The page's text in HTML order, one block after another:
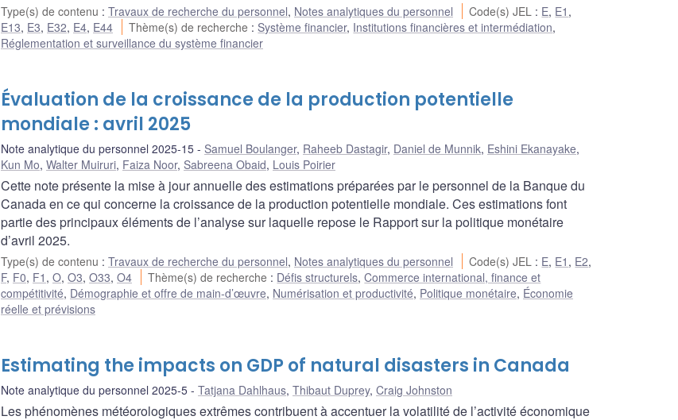
Type(s) de contenu : Travaux de recherche du personnel, Notes analytiques du personnel Code(s) JEL : E, E1 ,
E13, E3, E32, E4, E44 Thème(s) de recherche : Système financier, Institutions financières et intermédiation,
Réglementation et surveillance du système financier
Évaluation de la croissance de la production potentielle
mondiale : avril 2025
Note analytique du personnel 2025-15 Samuel Boulanger, Raheeb Dastagir, Daniel de Munnik, Eshini Ekanayake,
Kun Mo, Walter Muiruri, Faiza Noor, Sabreena Obaid, Louis Poirier
Cette note présente la mise à jour annuelle des estimations préparées par le personnel de la Banque du
Canada en ce qui concerne la croissance de la production potentielle mondiale. Ces estimations font
partie des principaux éléments de l’analyse sur laquelle repose le Rapport sur la politique monétaire
d’avril 2025.
Type(s) de contenu : Travaux de recherche du personnel, Notes analytiques du personnel Code(s) JEL : E, E1 , E2,
F, F0, F1 , O, O3, O33, O4 Thème(s) de recherche : Défis structurels,Commerce international, finance et
compétitivité, Démographie et offre de main-d’œuvre, Numérisation et productivité, Politique monétaire, Économie
réelle et prévisions
Estimating the impacts on GDP of natural disasters in Canada
Note analytique du personnel 2025-5 Tatjana Dahlhaus, Thibaut Duprey, Craig Johnston
Les phénomènes météorologiques extrêmes contribuent à accentuer la volatilité de l’activité économique